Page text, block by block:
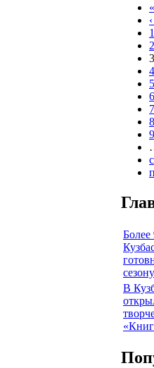
1
2
3
4
5
6
7
8
9
Более
сезону
В